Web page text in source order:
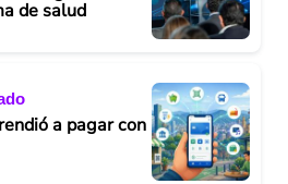
de salud
a pagar con